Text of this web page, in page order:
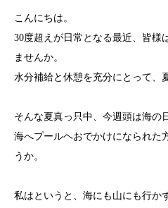
こんにちは。
30度超えが日常となる最近、皆様
ませんか。
水分補給と休憩を充分にとって、
そんな夏真っ只中、今週頭は海の
海へプールヘおでかけになられた
うか。
私はというと、海にも山にも行か